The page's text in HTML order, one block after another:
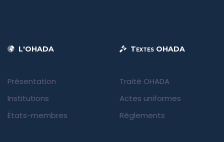
L'OHADA
Présentation
Institutions
États-membres
Textes OHADA
Traité OHADA
Actes uniformes
Règlements